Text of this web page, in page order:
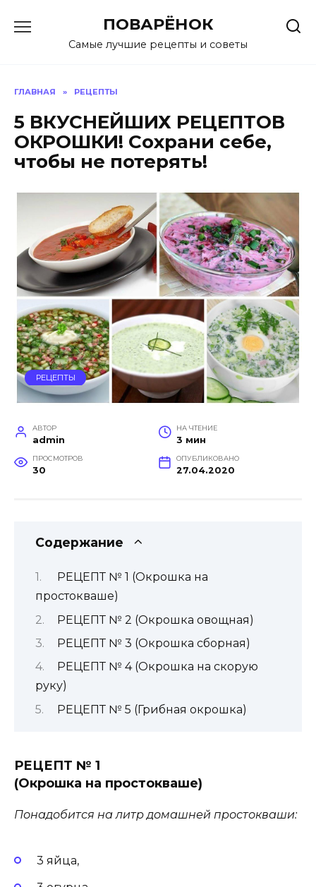
содержанию
ПОВАРЁНОК
Самые лучшие рецепты и советы
ГЛАВНАЯ » РЕЦЕПТЫ
5 ВКУСНЕЙШИХ РЕЦЕПТОВ
ОКРОШКИ! Сохрани себе,
чтобы не потерять!
РЕЦЕПТЫ
АВТОР
admin
НА ЧТЕНИЕ
3 мин
ПРОСМОТРОВ
30
ОПУБЛИКОВАНО
27.04.2020
Содержание
РЕЦЕПТ № 1 (Окрошка на
простокваше)
РЕЦЕПТ № 2 (Окрошка овощная)
РЕЦЕПТ № 3 (Окрошка сборная)
РЕЦЕПТ № 4 (Окрошка на скорую
руку)
РЕЦЕПТ № 5 (Грибная окрошка)
РЕЦЕПТ № 1
(Окрошка на простокваше)
Понадобится на литр домашней простокваши:
3 яйца,